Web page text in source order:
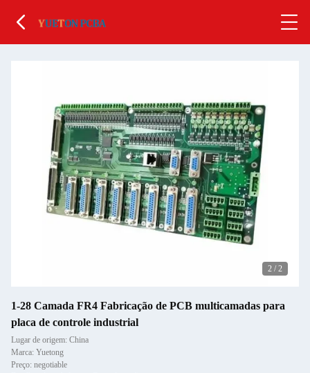
2 / 2
1-28 Camada FR4 Fabricação de PCB multicamadas para
placa de controle industrial
Lugar de origem: China
Marca: Yuetong
Preço: negotiable